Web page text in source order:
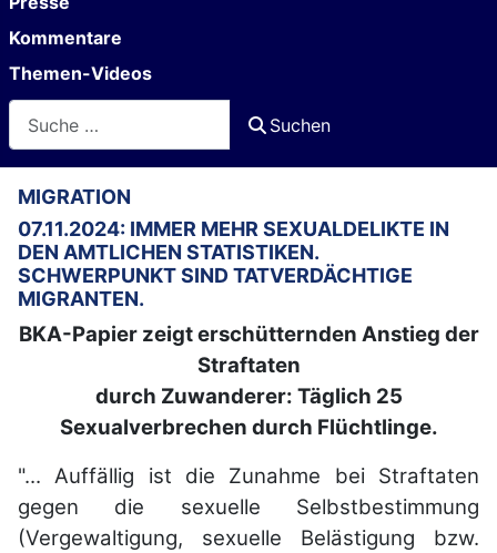
Kommentare
Themen-Videos
Suchen
MIGRATION
07.11.2024: IMMER MEHR SEXUALDELIKTE IN
DEN AMTLICHEN STATISTIKEN.
SCHWERPUNKT SIND TATVERDÄCHTIGE
MIGRANTEN.
BKA-Papier zeigt erschütternden Anstieg der
Straftaten
durch Zuwanderer: Täglich 25
Sexualverbrechen durch Flüchtlinge.
"... Auffällig ist die Zunahme bei Straftaten
gegen die sexuelle Selbstbestimmung
(Vergewaltigung, sexuelle Belästigung bzw.